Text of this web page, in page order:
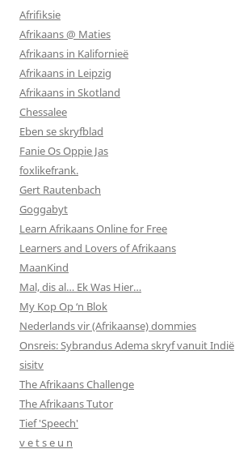
Afrifiksie
Afrikaans @ Maties
Afrikaans in Kalifornieë
Afrikaans in Leipzig
Afrikaans in Skotland
Chessalee
Eben se skryfblad
Fanie Os Oppie Jas
foxlikefrank.
Gert Rautenbach
Goggabyt
Learn Afrikaans Online for Free
Learners and Lovers of Afrikaans
MaanKind
Mal, dis al… Ek Was Hier…
My Kop Op ‘n Blok
Nederlands vir (Afrikaanse) dommies
Onsreis: Sybrandus Adema skryf vanuit Indië
sisitv
The Afrikaans Challenge
The Afrikaans Tutor
Tief 'Speech'
v e t s e u n